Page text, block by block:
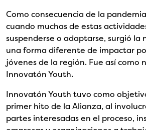
Como consecuencia de la
cuando muchas de estas
suspenderse o adaptarse, surgió la
una forma diferente de impactar
jóvenes de la región. Fue así como
Innovatón Youth.
Innovatón Youth tuvo como
primer hito de la Alianza, al
partes interesadas en el proceso,